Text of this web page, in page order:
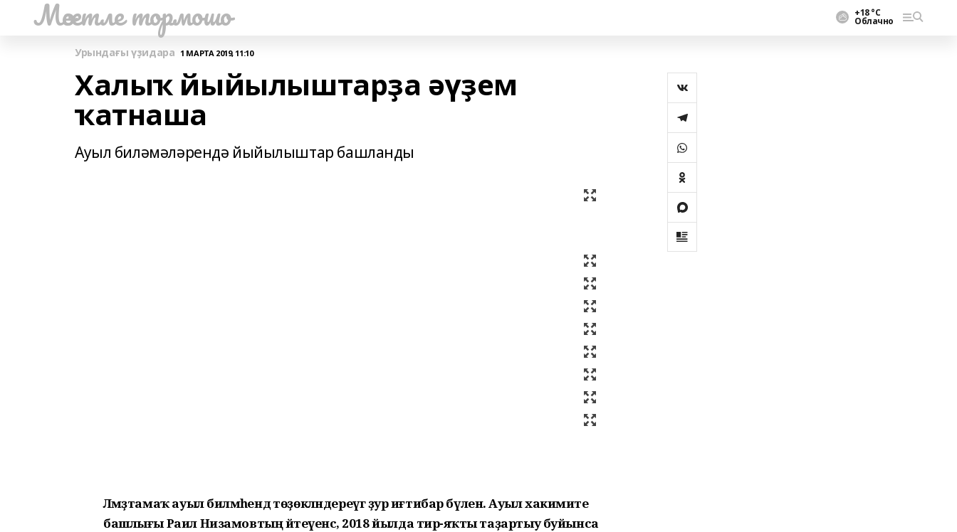
Мәсетле тормошо +18 °С
Облачно
Урындағы үҙидара 1 МАРТА 2019, 11:10
Халыҡ йыйылыштарҙа әүҙем
ҡатнаша
Ауыл биләмәләрендә йыйылыштар башланды
Ләмәҙтамаҡ ауыл биләмәһендә төҙөкләндереүгә ҙур иғтибар бүленә. Ауыл хакимиәте
башлығы Раил Низамовтың әйтеүенсә, 2018 йылда тирә-яҡты таҙартыу буйынса